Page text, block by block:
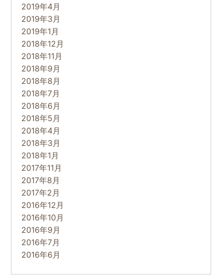
2019年4月
2019年3月
2019年1月
2018年12月
2018年11月
2018年9月
2018年8月
2018年7月
2018年6月
2018年5月
2018年4月
2018年3月
2018年1月
2017年11月
2017年8月
2017年2月
2016年12月
2016年10月
2016年9月
2016年7月
2016年6月